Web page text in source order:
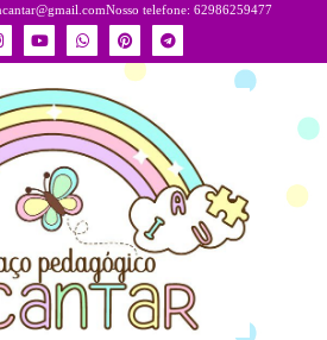
Nosso telefone: 62986259477